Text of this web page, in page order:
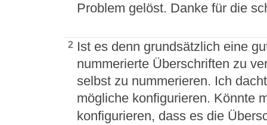
Problem gelöst. Danke für die
2 Ist es denn grundsätzlich eine
nummerierte Überschriften zu
selbst zu nummerieren. Ich
mögliche konfigurieren. Könnte
konfigurieren, dass es die